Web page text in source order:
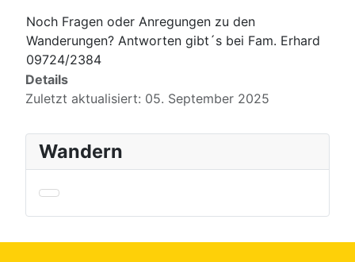
Noch Fragen oder Anregungen zu den
Wanderungen? Antworten gibt´s bei Fam. Erhard
09724/2384
Details
Zuletzt aktualisiert: 05. September 2025
Wandern